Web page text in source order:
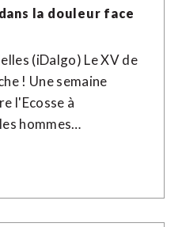
la douleur face
(iDalgo) Le XV de
! Une semaine
l'Ecosse à
hommes…